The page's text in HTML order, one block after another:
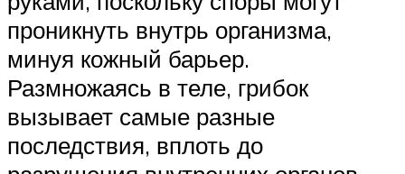
проникнуть внутрь организма,
минуя кожный барьер.
Размножаясь в теле, грибок
вызывает самые разные
последствия, вплоть до